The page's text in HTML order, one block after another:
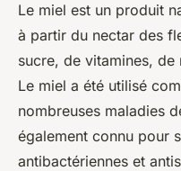
Le miel est un produit
à partir du nectar des
sucre, de vitamines,
Le miel a été utilisé
nombreuses maladies
également connu pour
antibactériennes et